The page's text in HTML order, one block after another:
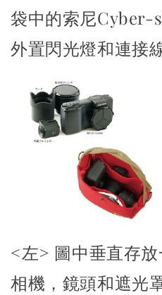
袋中的索尼Cyber-
外置閃光燈和連接
<左> 圖中垂直存
相機，鏡頭和遮光